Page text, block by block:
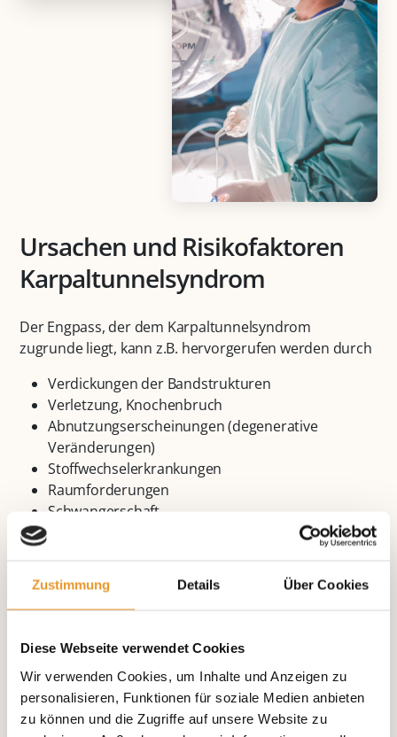
Zustimmung Details Über Cookies
Diese Webseite verwendet Cookies
Wir verwenden Cookies, um Inhalte und Anzeigen zu
personalisieren, Funktionen für soziale Medien anbieten
zu können und die Zugriffe auf unsere Website zu
Ursachen und Risikofaktoren
Karpaltunnelsyndrom
Der Engpass, der dem Karpaltunnelsyndrom
zugrunde liegt, kann z.B. hervorgerufen werden durch
Verdickungen der Bandstrukturen
Verletzung, Knochenbruch
Abnutzungserscheinungen (degenerative
Veränderungen)
Stoffwechselerkrankungen
Raumforderungen
Schwangerschaft
überbeanspruchung des Handgelenks (durch
berufliche Handgelenksbelastung)
Jedoch werden häufig auch keine auslösenden
Diagnostik
Karpaltunnelsyndrom
Die Diagnose Karpaltunnelsyndrom wird durch